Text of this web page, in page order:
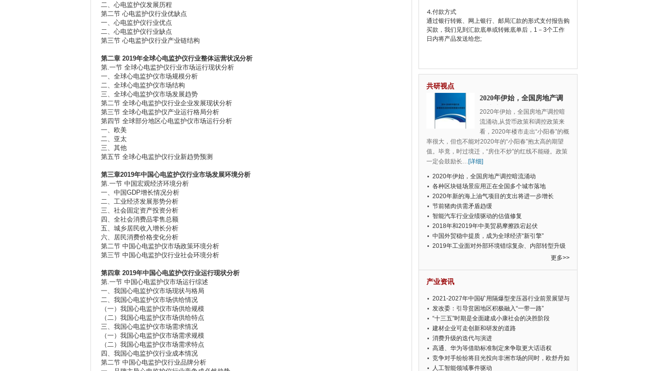
二、心电监护仪发展历程
第二节 心电监护仪行业优缺点
一、心电监护仪行业优点
二、心电监护仪行业缺点
第三节 心电监护仪行业产业链结构
第二章 2019年全球心电监护仪行业整体运营状况分析
第.一节 全球心电监护仪行业市场运行现状分析
一、全球心电监护仪市场规模分析
二、全球心电监护仪市场结构
三、全球心电监护仪市场发展趋势
第二节 全球心电监护仪行业企业发展现状分析
第三节 全球心电监护仪产业运行格局分析
第四节 全球部分地区心电监护仪市场运行分析
一、欧美
二、亚太
三、其他
第五节 全球心电监护仪行业新趋势预测
第三章2019年中国心电监护仪行业市场发展环境分析
第.一节 中国宏观经济环境分析
一、中国GDP增长情况分析
二、工业经济发展形势分析
三、社会固定资产投资分析
四、全社会消费品零售总额
五、城乡居民收入增长分析
六、居民消费价格变化分析
第二节 中国心电监护仪市场政策环境分析
第三节 中国心电监护仪行业社会环境分析
第四章 2019年中国心电监护仪行业运行现状分析
第.一节 中国心电监护仪市场运行综述
一、我国心电监护仪市场现状与格局
二、我国心电监护仪市场供给情况
（一）我国心电监护仪市场供给规模
（二）我国心电监护仪市场供给特点
三、我国心电监护仪市场需求情况
（一）我国心电监护仪市场需求规模
（二）我国心电监护仪市场需求特点
四、我国心电监护仪行业成本情况
第二节 中国心电监护仪行业品牌分析
⒋付款方式
通过银行转账、网上银行、邮局汇款的形式支付报告购
买款，我们见到汇款底单或转账底单后，1－3个工作
日内将产品发送给您;
共研视点
2020年伊始，全国房地产调
控暗流涌动
2020年伊始，全国房地产调控暗
流涌动,从货币政策和调控政策来
看，2020年楼市走出“小阳春”的概
率很大，但也不能对2020年的“小阳春”抱太高的期望
值。毕竟，时过境迁，“房住不炒”的红线不能碰。政策
一定会鼓励长…[详细]
2020年伊始，全国房地产调控暗流涌动
各种区块链场景应用正在全国多个城市落地
2020年新的海上油气项目的支出将进一步增长
节前猪肉供需矛盾趋缓
智能汽车行业业绩驱动的估值修复
2018年和2019年中美贸易摩擦跌宕起伏
中国外贸稳中提质，成为全球经济“新引擎”
2019年工业面对外部环境错综复杂、内部转型升级
更多>>
产业资讯
2021-2027年中国矿用隔爆型变压器行业前景展望与
投资前景预测报告
发改委：引导贫困地区积极融入“一带一路”
“十三五”时期是全面建成小康社会的决胜阶段
建材企业可走创新和研发的道路
消费升级的迭代与演进
高通、华为等借助标准制定来争取更大话语权
竞争对手纷纷将目光投向非洲市场的同时，欧舒丹如
此淡定，难道就真的不怕丧失先机吗?
人工智能领域事件驱动